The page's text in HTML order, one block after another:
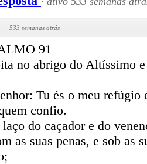
· 533 semanas atrás
91
no abrigo do Altíssimo
Tu és o meu refúgio
confio.
do caçador e do
as suas penas, e sob as